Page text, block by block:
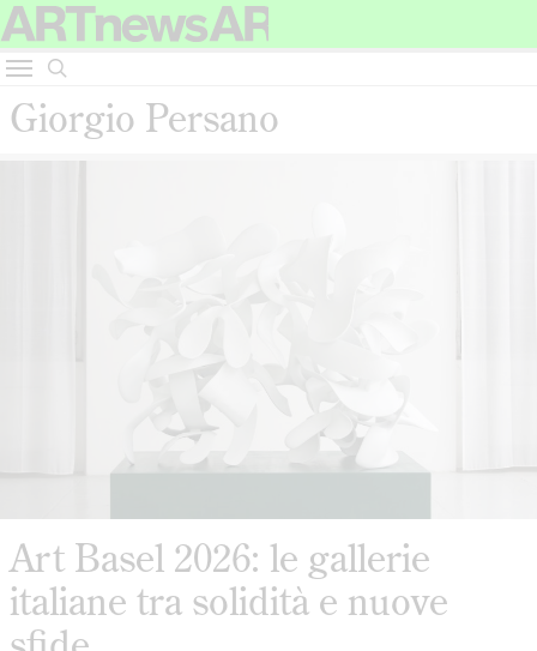
Giorgio Persano
Art Basel 2026: le gallerie
italiane tra solidità e nuove